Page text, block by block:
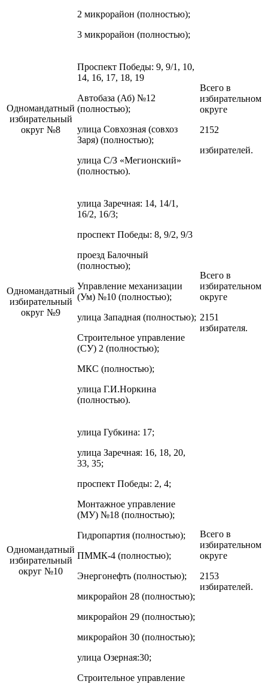
2 микрорайон (полностью);
3 микрорайон (полностью);
Одномандатный
избирательный
округ №8
Проспект Победы: 9, 9/1, 10,
14, 16, 17, 18, 19
Автобаза (Аб) №12
(полностью);
улица Совхозная (совхоз
Заря) (полностью);
улица С/З «Мегионский»
(полностью).
Всего в
избирательном
округе
2152
избирателей.
Одномандатный
избирательный
округ №9
улица Заречная: 14, 14/1,
16/2, 16/3;
проспект Победы: 8, 9/2, 9/3
проезд Балочный
(полностью);
Управление механизации
(Ум) №10 (полностью);
улица Западная (полностью);
Строительное управление
(СУ) 2 (полностью);
МКС (полностью);
улица Г.И.Норкина
(полностью).
Всего в
избирательном
округе
2151
избирателя.
Одномандатный
избирательный
округ №10
улица Губкина: 17;
улица Заречная: 16, 18, 20,
33, 35;
проспект Победы: 2, 4;
Монтажное управление
(МУ) №18 (полностью);
Гидропартия (полностью);
ПММК-4 (полностью);
Энергонефть (полностью);
микрорайон 28 (полностью);
микрорайон 29 (полностью);
микрорайон 30 (полностью);
улица Озерная:30;
Строительное управление
Всего в
избирательном
округе
2153
избирателей.